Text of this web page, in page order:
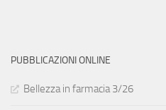
PUBBLICAZIONI ONLINE
Bellezza in farmacia 3/26